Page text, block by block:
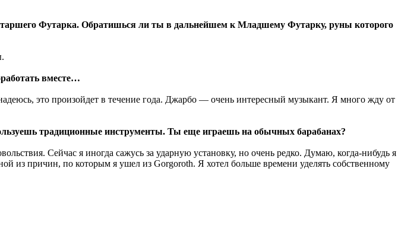
Футарка. Обратишься ли ты в дальнейшем к Младшему Футарку, руны которого
вместе…
это произойдет в течение года. Джарбо — очень интересный музыкант. Я много жду от
традиционные инструменты. Ты еще играешь на обычных барабанах?
Сейчас я иногда сажусь за ударную установку, но очень редко. Думаю, когда-нибудь я
из причин, по которым я ушел из Gorgoroth. Я хотел больше времени уделять собственному